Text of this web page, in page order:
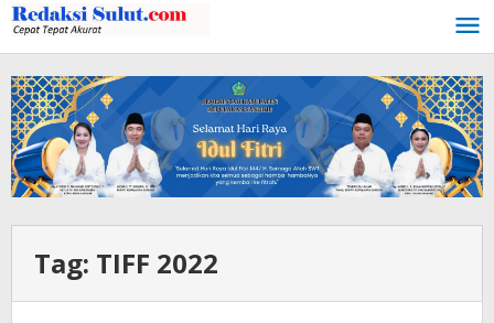
Lewati
ke
konten
Tag: TIFF 2022